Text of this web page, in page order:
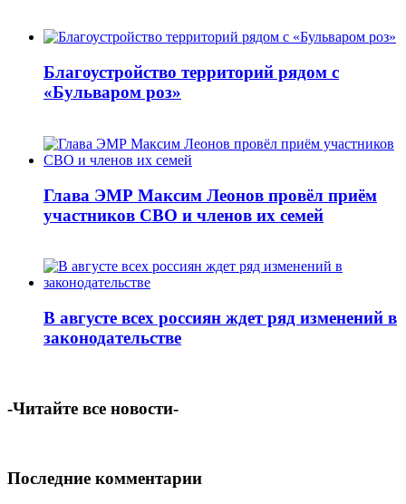
Благоустройство территорий рядом с
«Бульваром роз»
Глава ЭМР Максим Леонов провёл приём
участников СВО и членов их семей
В августе всех россиян ждет ряд изменений в
законодательстве
-Читайте все новости-
Последние комментарии